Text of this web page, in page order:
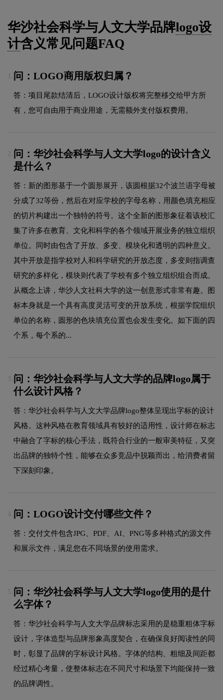
华沙社会科学与人文大学品牌logo设
计含义常见问题FAQ
问：LOGO商用版权归属？
答：项目尾款结清后，LOGO设计版权将完整移交给甲方所
有，您可自由用于商业用途，无需额外支付版权费用。
2. 问：华沙社会科学与人文大学logo的设计含义
是什么？
答：新的图形基于一个圆形展开，该圆根据32个波兰语字母被
分成了32等份，然后在对应学校的字母名称，用颜色填充相应
的切片构建出一个独特的符号。这个全新的图形象征着该校汇
集了许多在教育、文化和科学的各个领域开展业务的独立组织
单位。同时由包含了开放、多变、模块化和透明的四种意义。
其中开放是指学校对人和科学研究的开放态度，多变则指调查
研究的多样化，模块则代表了学校有多个独立组织组合而成。
从概念上讲，华沙人文社科大学的这一创意形式非常有趣。图
标本身就是一个具有高度灵活可变的开放系统，根据学院组织
单位的名称，圆形的色块填充位置也会发生变化。如下面的四
个系，每个系的...
3. 问：华沙社会科学与人文大学的品牌logo属于
什么设计风格？
答：华沙社会科学与人文大学品牌logo整体呈现出字标的设计
风格。这种风格在教育领域具有较好的适用性，设计师在标志
中融合了字标的核心手法，既符合行业的一般审美特征，又突
出品牌的独特个性，能够在众多竞品中脱颖而出，给消费者留
下深刻印象。
4. 问：LOGO设计交付哪些文件？
答：交付文件包含JPG、PDF、AI、PNG等多种格式的源文件
和展示文件，满足您在不同场景的使用需求。
5. 问：华沙社会科学与人文大学logo使用的是什
么字体？
答：华沙社会科学与人文大学品牌标志采用的是稳重粗体字标
设计，字体造型与品牌形象高度契合，在确保良好阅读性的同
时，彰显了品牌的字标设计风格。字体的结构、粗细及间距都
经过精心考量，使整体标志在不同尺寸和场景下均能保持一致
的品牌调性。